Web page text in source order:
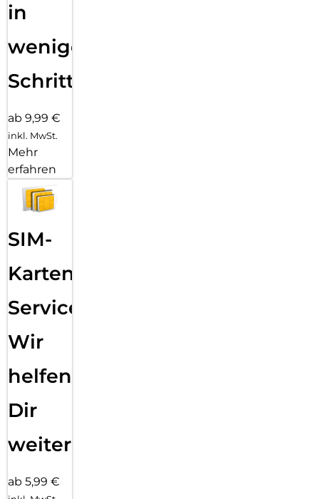
in
wenigen
Schritten
ab 9,99 €
inkl. MwSt.
Mehr
erfahren
SIM-
Karten
Service:
Wir
helfen
Dir
weiter
ab 5,99 €